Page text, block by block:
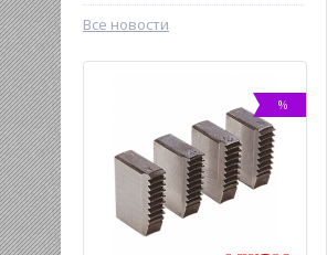
Все новости
-10% %